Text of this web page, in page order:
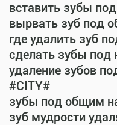
вставить зубы
вырвать зуб под
где удалить зуб
сделать зубы под
удаление зубов
#CITY#
зубы под общим
зуб мудрости